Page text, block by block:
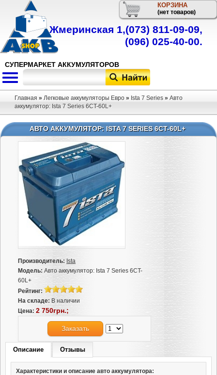
КОРЗИНА
(нет товаров)
СУПЕРМАРКЕТ АККУМУЛЯТОРОВ
Телефон
Жмеринская 1,(073) 811-09-09,
(096) 025-40-00.
Главная » Легковые аккумуляторы Евро » Ista 7 Series » Авто
аккумулятор: Ista 7 Series 6CT-60L+
АВТО АККУМУЛЯТОР: ISTA 7 SERIES 6CT-60L+
Производитель: Ista
Модель: Авто аккумулятор: Ista 7 Series 6CT-
60L+
Рейтинг:
На складе: В наличии
Цена: 2 750грн.;
Заказать
Описание Отзывы
Характеристики и описание авто аккумулятора: